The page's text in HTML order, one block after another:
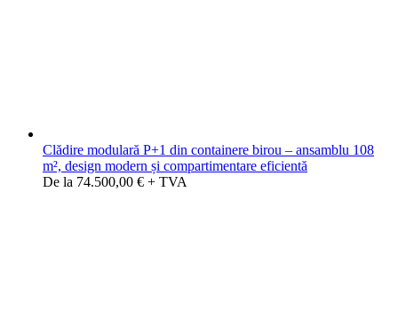
Clădire modulară P+1 din containere birou – ansamblu 108
m², design modern și compartimentare eficientă
De la 74.500,00 € + TVA